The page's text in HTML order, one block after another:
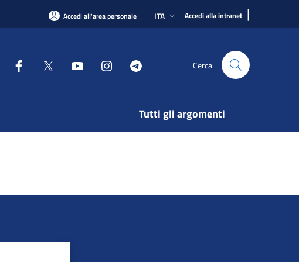
Accedi all'area personale ITA Accedi alla intranet |
Cerca
Tutti gli argomenti